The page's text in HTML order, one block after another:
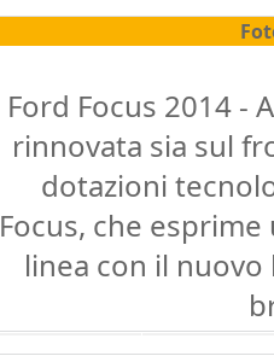
Ford Focus 2014 -
rinnovata sia sul
dotazioni
Focus, che
linea con il